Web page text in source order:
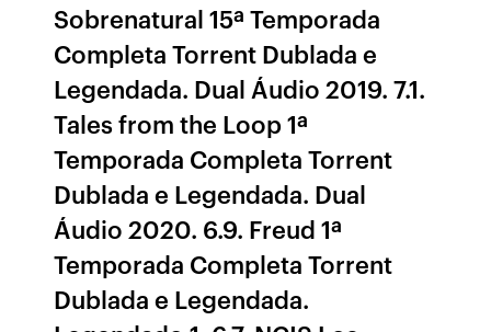
Sobrenatural 15ª Temporada
Completa Torrent Dublada e
Legendada. Dual Áudio 2019. 7.1.
Tales from the Loop 1ª
Temporada Completa Torrent
Dublada e Legendada. Dual
Áudio 2020. 6.9. Freud 1ª
Temporada Completa Torrent
Dublada e Legendada.